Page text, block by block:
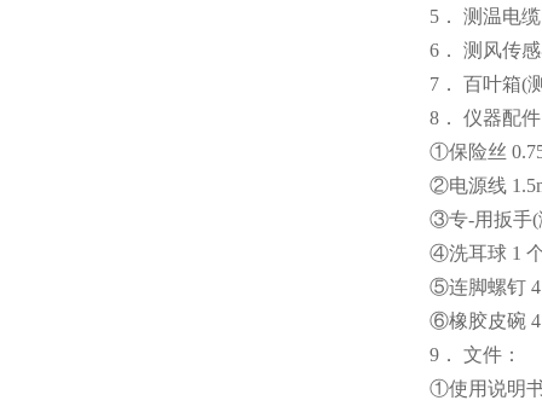
5． 测温电
6． 测风传
7． 百叶箱(
8． 仪器配
①保险丝
②电源线
③专-用扳手(
④洗耳球 1
⑤连脚螺钉
⑥橡胶皮碗
9． 文件：
①使用说明